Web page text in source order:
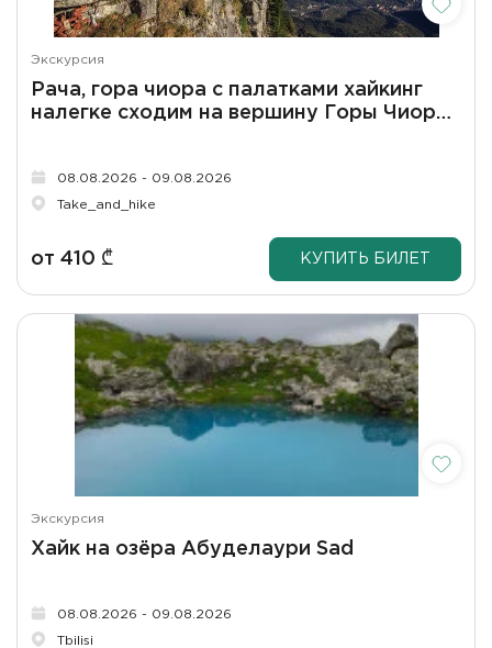
Экскурсия
Рача, гора чиора с палатками хайкинг
налегке сходим на вершину Горы Чиора,
08.08.2026 - 09.08.2026
Take_and_hike
от 410 ₾ КУПИТЬ БИЛЕТ
Экскурсия
Хайк на озёра Абуделаури Sad
08.08.2026 - 09.08.2026
Tbilisi